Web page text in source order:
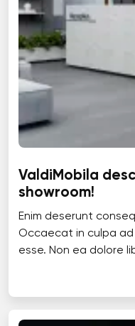
ValdiMobila
showroom!
Enim deserunt
Occaecat in culpa
esse. Non ea dolore